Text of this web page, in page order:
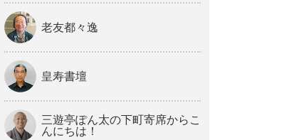
老友都々逸
皇寿書壇
三遊亭ぽん太の下町寄席からこ
んにちは！